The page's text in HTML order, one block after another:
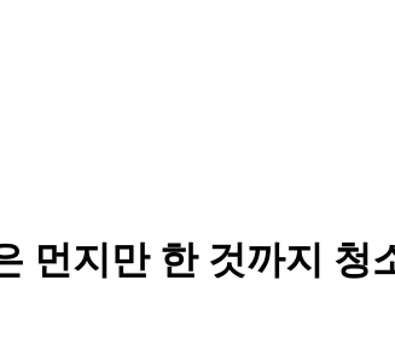
먼지만 한 것까지 청